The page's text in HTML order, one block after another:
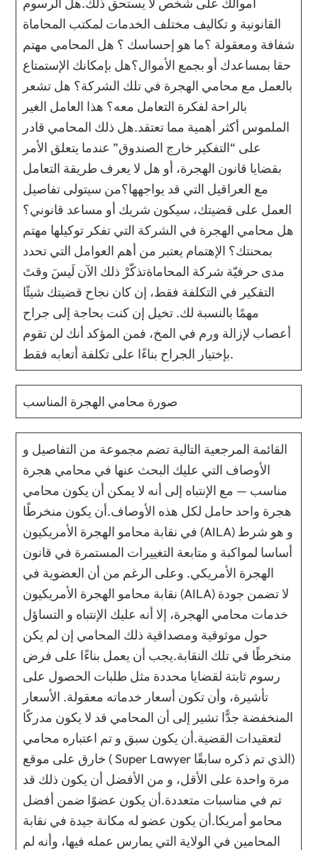
القانونية و تكاليف مختلف الخدمات لمكتب المحاماة
شفافة ومعقولة ؟ما هو إحساسك ؟ هل المحامي مهتم
حقا بمساعدك أو بجمع الأموال؟هل بإمكانك الإستمتاع
بالعمل مع محامي الهجرة في تلك الشركة؟ هل تشعر
بالراحة لفكرة التعامل معه؟ هذا العامل الغير
الملموس أكثر أهمية مما تعتقد.هل ذلك المحامي قادر
على “التفكير خارج الصندوق” عندما يتعلق الأمر
بقضايا قانون الهجرة، أو هل لا يعرف طريقة التعامل
مع العراقيل التي قد يواجهها؟من سيتولى تفاصيل
العمل على قضيتك، سيكون شريك أو مساعد قانوني؟
هل محامي الهجرة في الشركة التي تفكر توكيلها مهتم
بمحنتك؟ الإهتمام يعتبر من أهم العوامل التي تحدد
مدى حرفيّة شركة المحاماةتذكّرْ ذلك الآن لَيسَ وقتَ
التفكير في التكلفة فقط، إن كان نجاح قضيتك شيئًا
مهمًا بالنسبة لك. تخيل إن كنت بحاجة إلى جراح
أعصاب لإزالة ورم في المخ، فمن المؤكد أنك لن تقوم
بإختيار الجراح بناءًا على تكلفة أتعابه فقط.
صورة محامي الهجرة المناسب
القائمة المرجعية التالية تضم مجموعة من التفاصيل و
الأوصاف التي عليك البحث عنها في محامي هجرة
مناسب — مع الإنتباه إلى أنه لا يمكن أن يكون محامي
هجرة واحد حامل لكل هذه الأوصاف.أن يكون منخرطًا
في نقابة محامو الهجرة الأمريكيون (AILA) و هو شرط
أساسا لمواكبة و متابعة التغييرات المستمرة في قانون
الهجرة الأمريكي. وعلى الرغم من أن العضوية في
نقابة محامو الهجرة الأمريكيون (AILA) لا تضمن جودة
خدمات محامي الهجرة، إلا أنه عليك الإنتباه و التساؤل
حول موثوقية ومصداقية ذلك المحامي إن لم يكن
منخرطًا في تلك النقابة.يجب أن يعمل بناءًا على فرض
رسوم ثابتة لقضايا محددة مثل طلبات الحصول على
تأشيرة، وأن تكون أسعار خدماته معقولة. الأسعار
المنخفضة جدًّا تشير إلى أن المحامي قد لا يكون مدركًا
لتعقيدات القضية.أن يكون سبق و تم اعتباره محامي
خارق على موقع ( Super Lawyer الذي تم ذكره سابقًا)
مرة واحدة على الأقل، و من الأفضل أن يكون ذلك قد
تم في مناسبات متعددة.أن يكون عضوًا ضمن أفضل
محامو أمريكا.أن يكون عضو له مكانة جيدة في نقابة
المحامين في الولاية التي يمارس عمله فيها، وأنه لم